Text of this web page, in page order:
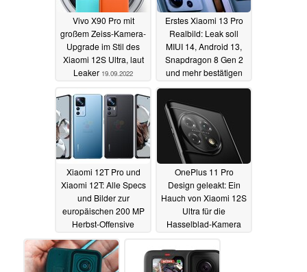
Vivo X90 Pro mit
großem Zeiss-Kamera-
Upgrade im Stil des
Xiaomi 12S Ultra, laut
Leaker 19.09.2022
Erstes Xiaomi 13 Pro
Realbild: Leak soll
MIUI 14, Android 13,
Snapdragon 8 Gen 2
und mehr bestätigen
18.09.2022
Xiaomi 12T Pro und
Xiaomi 12T: Alle Specs
und Bilder zur
europäischen 200 MP
Herbst-Offensive
17.09.2022
OnePlus 11 Pro
Design geleakt: Ein
Hauch von Xiaomi 12S
Ultra für die
Hasselblad-Kamera